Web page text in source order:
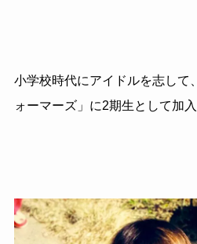
小学校時代にアイドルを志して
ォーマーズ」に2期生として加入